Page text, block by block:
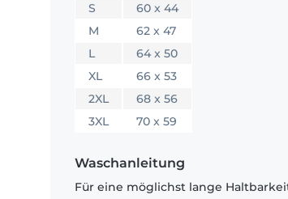
S
60 x 44
M
62 x 47
L
64 x 50
XL
66 x 53
2XL
68 x 56
3XL
70 x 59
Waschanleitung
Für eine möglichst lange